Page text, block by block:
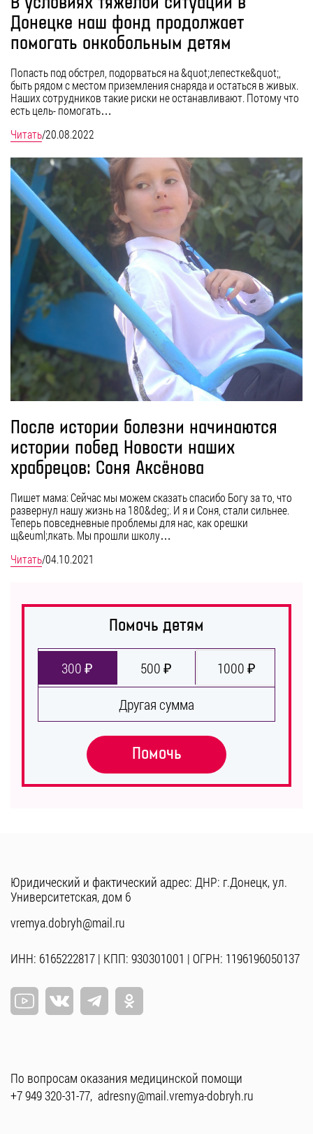
Донецке наш фонд продолжает
помогать онкобольным детям
Попасть под обстрел, подорваться на &quot;лепестке&quot;,
быть рядом с местом приземления снаряда и остаться в живых.
Наших сотрудников такие риски не останавливают. Потому что
есть цель- помогать…
Читать/20.08.2022
После истории болезни начинаются
истории побед Новости наших
храбрецов: Соня Аксёнова
Пишет мама: Сейчас мы можем сказать спасибо Богу за то, что
развернул нашу жизнь на 180&deg;. И я и Соня, стали сильнее.
Теперь повседневные проблемы для нас, как орешки
щ&euml;лкать. Мы прошли школу…
Читать/04.10.2021
Помочь детям
300 ₽ 500 ₽
1000 ₽
Другая сумма
Помочь
Юридический и фактический адрес: ДНР: г.Донецк, ул.
Университетская, дом 6
vremya.dobryh@mail.ru
ИНН: 6165222817 | КПП: 930301001 | ОГРН: 1196196050137
По вопросам оказания медицинской помощи
+7 949 320-31-77, adresny@mail.vremya-dobryh.ru